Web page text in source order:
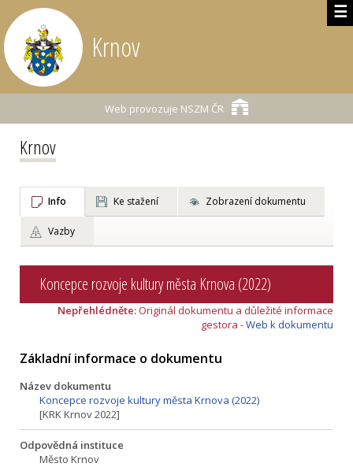
☰
Krnov
Web provozuje NSZM ČR
Krnov
Info Ke stažení Zobrazení dokumentu
Vazby
Koncepce rozvoje kultury města Krnova (2022)
Nepřehlédněte:Originál dokumentu a důležité informace
gestora -Web k dokumentu
Základní informace o dokumentu
Název dokumentu
Koncepce rozvoje kultury města Krnova (2022)
[KRK Krnov 2022]
Odpovědná instituce
Město Krnov